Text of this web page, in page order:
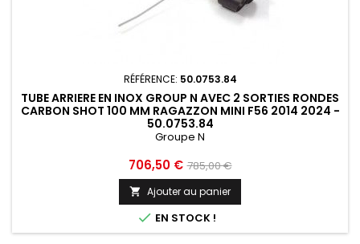
RÉFÉRENCE: 50.0753.84
TUBE ARRIERE EN INOX GROUP N AVEC 2 SORTIES RONDES
CARBON SHOT 100 MM RAGAZZON MINI F56 2014 2024 -
50.0753.84
Groupe N
Prix
706,50 € Prix
de
base
785,00 €
 Ajouter au panier
 EN STOCK !